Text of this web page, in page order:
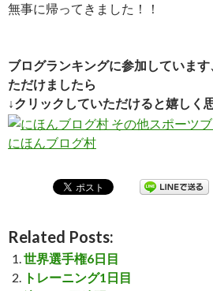
無事に帰ってきました！！
ブログランキングに参加していま
ただけましたら
↓クリックしていただけると嬉しく
にほんブログ村
Related Posts:
世界選手権6日目
トレーニング1日目